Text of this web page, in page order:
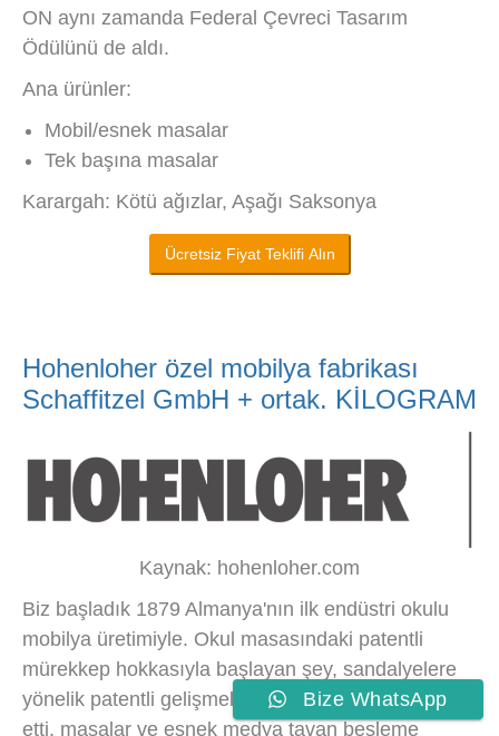
ON aynı zamanda Federal Çevreci Tasarım
Ödülünü de aldı.
Ana ürünler:
Mobil/esnek masalar
Tek başına masalar
Karargah: Kötü ağızlar, Aşağı Saksonya
Ücretsiz Fiyat Teklifi Alın
Hohenloher özel mobilya fabrikası
Schaffitzel GmbH + ortak. KİLOGRAM
Kaynak: hohenloher.com
Biz başladık 1879 Almanya'nın ilk endüstri okulu
mobilya üretimiyle. Okul masasındaki patentli
mürekkep hokkasıyla başlayan şey, sandalyelere
yönelik patentli gelişmeleri dahil etmeye devam
etti, masalar ve esnek medya tavan besleme
Bize WhatsApp